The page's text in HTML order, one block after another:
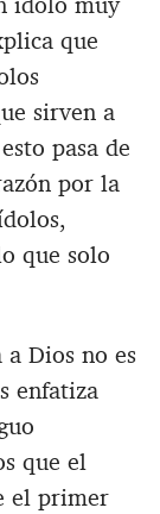
que
sirven a
pasa de
por la
que solo
Dios no es
enfatiza
que el
el primer